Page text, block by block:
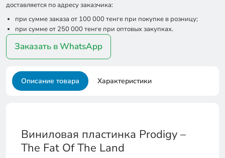
доставляется по адресу заказчика:
при сумме заказа от 100 000 тенге при покупке в розницу;
при сумме от 250 000 тенге при оптовых закупках.
Заказать в WhatsApp
Описание товара Характеристики
Виниловая пластинка Prodigy –
The Fat Of The Land